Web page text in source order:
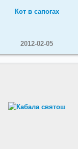
Кот в сапогах
2012-02-05